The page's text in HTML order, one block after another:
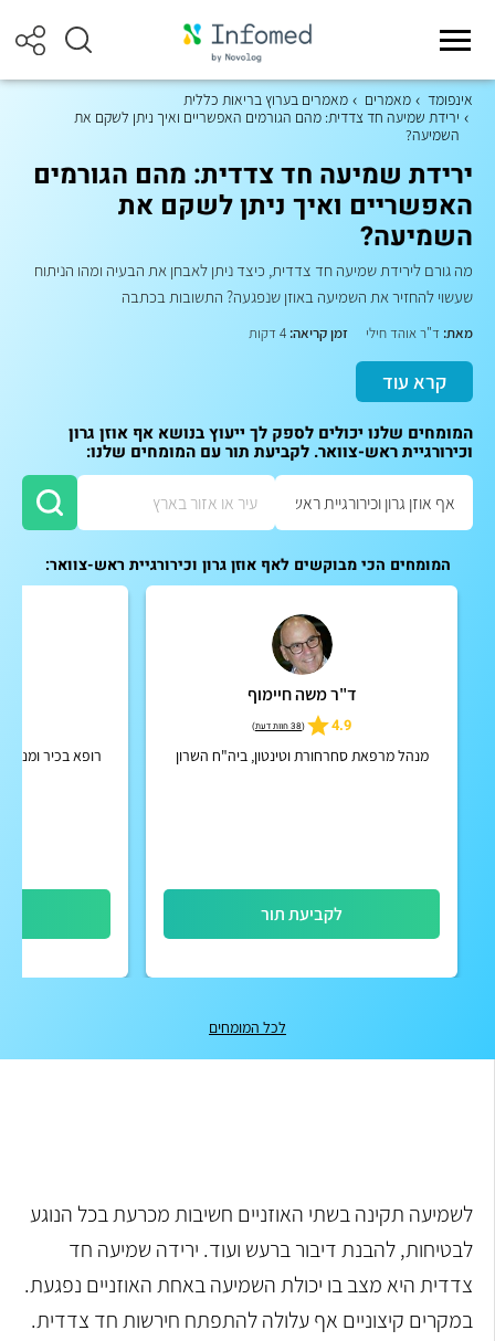
אינפומד מאמרים
מאמרים בערוץ בריאות כללית
ירידת שמיעה חד צדדית: מהם הגורמים האפשריים ואיך ניתן לשקם את
השמיעה?
ירידת שמיעה חד צדדית: מהם הגורמים
האפשריים ואיך ניתן לשקם את
השמיעה?
מה גורם לירידת שמיעה חד צדדית, כיצד ניתן לאבחן את הבעיה ומהו הניתוח
שעשוי להחזיר את השמיעה באוזן שנפגעה? התשובות בכתבה
מאת: ד"ר אוהד חילי זמן קריאה:
קרא עוד
המומחים שלנו יכולים לספק לך ייעוץ בנושא אף אוזן גרון
וכירורגיית ראש-צוואר. לקביעת תור עם המומחים שלנו:
המומחים הכי מבוקשים לאף אוזן גרון וכירורגיית ראש-צוואר:
ד"ר משה חיימוף
4.9
(38 חוות דעת )
מנהל מרפאת סחרחורת וטינטון, ביה"ח השרון
לקביעת תור
רופא בכיר
לכל המומחים
לשמיעה תקינה בשתי האוזניים חשיבות מכרעת בכל הנוגע
לבטיחות, להבנת דיבור ברעש ועוד. ירידה שמיעה חד
צדדית היא מצב בו יכולת השמיעה באחת האוזניים נפגעת.
במקרים קיצוניים אף עלולה להתפתח חירשות חד צדדית.